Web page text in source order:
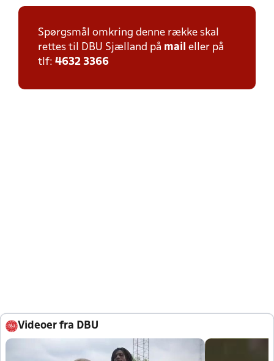
Spørgsmål omkring denne række skal
rettes til DBU Sjælland på mail eller på
tlf: 4632 3366
Videoer fra DBU